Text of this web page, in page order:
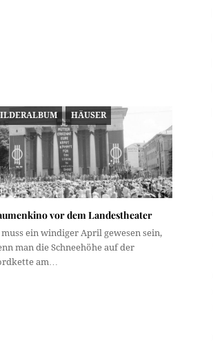
HÄUSER
vor dem Landestheater
muss ein windiger April gewesen sein,
man die Schneehöhe auf der
am…